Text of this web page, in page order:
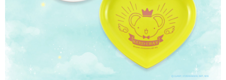
１．透過由恩沛科技股份有限公司提供之「AFTEE先享後付」服務完成之交
易，需依本服務之必要範圍內提供個人資料，並將交易相關給付款項請求債
權轉讓予恩沛科技股份有限公司。
２．關於個人資料處理事宜，請瀏覽以下網址：
３．未成年的使用者請事先徵得法定代理人或監護人之同意方可使用
「AFTEE先享後付」，若未經同意申辦者引起之損失，本公司不負相關責
任。
４．使用「AFTEE先享後付」時，將依據個別帳號之用戶狀況，依本公司即
每筆NT$120，滿NT$499(含以上)免運費
查看運費